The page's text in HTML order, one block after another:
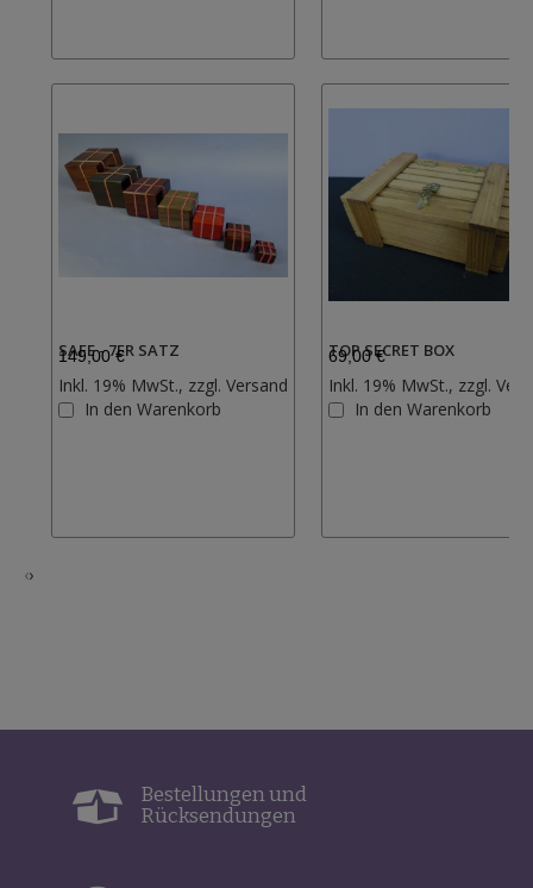
SAFE - 7ER SATZ
149,00 €
Inkl. 19% MwSt., zzgl. Versand
In den Warenkorb
TOP SECRET BOX
69,00 €
Inkl. 19% MwSt., zzgl.
In den Warenkorb
‹›
Bestellungen und
Rücksendungen